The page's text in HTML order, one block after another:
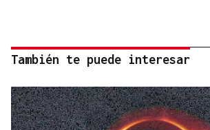
También te puede interesar